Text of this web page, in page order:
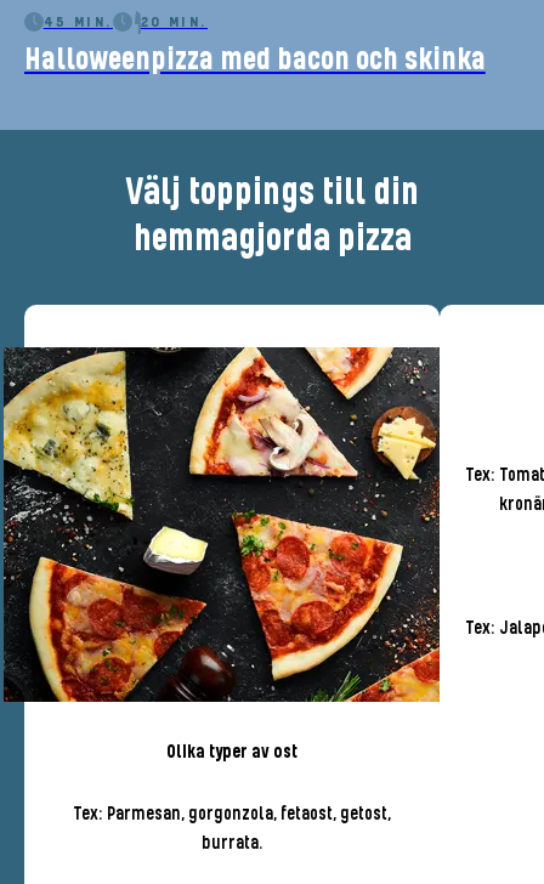
45 MIN. 20 MIN.
Halloweenpizza med bacon och skinka
Välj toppings till din
hemmagjorda pizza
Olika typer av ost
Tex: Parmesan, gorgonzola, fetaost, getost,
burrata.
Tex:
Tex: